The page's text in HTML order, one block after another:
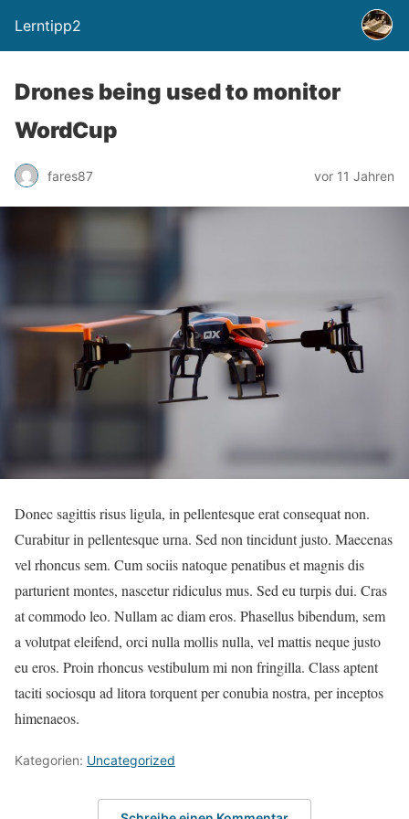
Lerntipp2
Drones being used to monitor
WordCup
fares87 vor 11 Jahren
Donec sagittis risus ligula, in pellentesque erat consequat non.
Curabitur in pellentesque urna. Sed non tincidunt justo. Maecenas
vel rhoncus sem. Cum sociis natoque penatibus et magnis dis
parturient montes, nascetur ridiculus mus. Sed eu turpis dui. Cras
at commodo leo. Nullam ac diam eros. Phasellus bibendum, sem
a volutpat eleifend, orci nulla mollis nulla, vel mattis neque justo
eu eros. Proin rhoncus vestibulum mi non fringilla. Class aptent
taciti sociosqu ad litora torquent per conubia nostra, per inceptos
himenaeos.
Kategorien: Uncategorized